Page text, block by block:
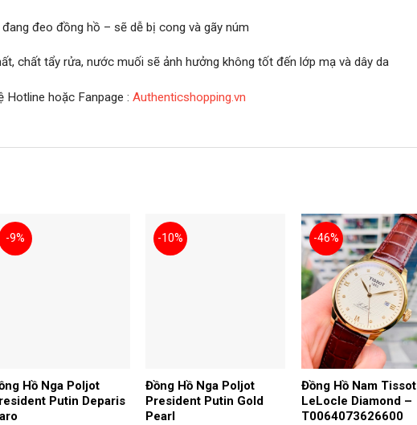
đeo đồng hồ – sẽ dễ bị cong và gãy núm
chất tẩy rửa, nước muối sẽ ảnh hưởng không tốt đến lớp mạ và dây da
Hotline hoặc Fanpage : Authenticshopping.vn
-9%
Hồ Nga Poljot
Putin Deparis
-10%
Đồng Hồ Nga Poljot
President Putin Gold
Pearl
-46%
Đồng Hồ Nam Tissot
LeLocle Diamond –
T0064073626600